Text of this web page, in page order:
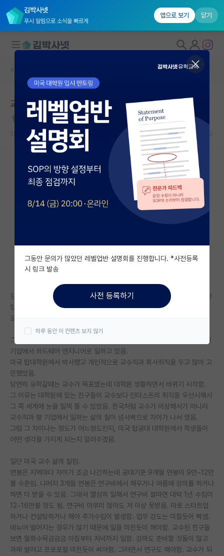
김박사넷
푸시 알림으로 소식을 빠르게
앱으로 보기 닫기
대학원생 모집
국내대학원 정보
연구실&오픈랩
커뮤니티
커뮤니티 홈
전체글보기
베스트 게시판
자유 게시판(아무개랩)
미국 유학 게시판
미국 대학원 합격 후기 게시판
대학원생 모집 게시판
연구실(PI) 홍보 게시판
석박사 채용 정보 게시판
임용 정보 게시판
학부 인턴 게시판
취업 게시판
임용 후기 게시판
PI 전용 게시판
인문사회 계열 게시판
특수/전문대학원 게시판
반도체/AI 게시판
장학금/장학생 게시판
커뮤니티 홈
교수대신 미국 빅테크에서 일하는 이유
깐깐한 아인슈타인
2022.07.05 105 104484
김박사넷 평소에 눈여겨보고 있는 사이트이고 해서 오늘 몇자적어보려고 가
입함. 대체로 높임말은 안쓰는것 같아서 따라 가겠슴. 생각보다 가입하는데
요구하는 정보가 너무 많네.
그럼 본론으로 들어가서, 나는 현재 미국 소위 팡(faang) 이라고 불리는 대
기업에서 하드웨어 엔지니어로 일하고 있음.
미국 탑대학원에서 박사했고 개인적으로 교수직과 회사취직을 두고 많이 고
민했었음.
당연히 유학갈때는 교수가 목표였는데 대학원 생활하면서 바뀌기 시작함.
그 이유는 대학원에 있는 친구들이 교수보다 인더스트리 취직을 우선시해서
그 쪽 세계에 눈을 일찍 뜰 수 있었음. 한국처럼 교수가 이상해서가 아니라
교수직과 팡 기업에서 일하는 삶의 질이 넘사벽으로 차이가 나서 였음.
그럼 그 차이나는 정도가 어느정도인지, 미국 탑공대 대학원에서 학생들이
어떤 생각을 가지게 되는지 알려주겠음.
일단 미국 교수 삶의 질임.
연봉은 지역마다 차이가 조금 나긴하는데 공대기준 9개월 연봉이 9만~12만
불 수준임. 나머지 3개월 연봉은 연구비에서 채우거나 여름에 강의를 하거나
하면 더 받을 수 있음. 그래서 열심히 일해서 연구비 잘따면 대략 1년 수입이
12~16만불 정도 됨. 연구비 아무리 많아도 저 이상 못받음. 따로 스타트업
하거나 컨설팅하거나 해야 추가수입이 발생함. 업무 강도는 미칠듯이 빡셈.
테뉴어 떨어지는 경우가 많기 때문에 일을 미친듯이 해야함. 교수된 친구들
보면 월화수목금금금 아침부터 저녁까지 일함. 강의도 준비할 것들이 많고
과제 딸려고 프로포절 미친듯이 써야함. 그러면서 연구도 해야함. 교수가 되
그동안 문의가 많았던 레벨업반 설명회를 진행합니다. *사전등록
시 링크 발송
사전 등록하기
하루 동안 이 컨텐츠 보지 않기